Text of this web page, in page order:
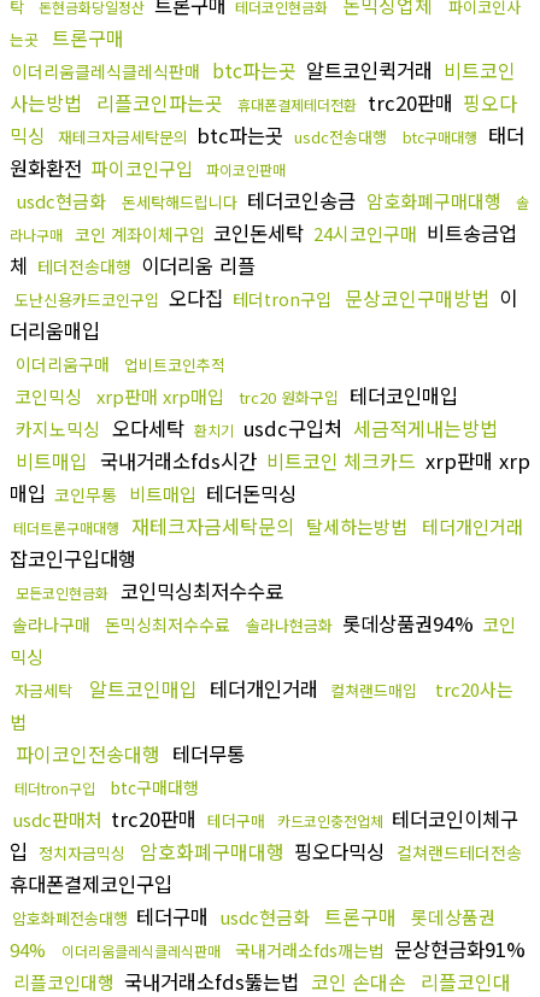
탁
돈현금화당일정산 테더코인현금화
파이코인사
는곳 트론구매
이더리움클레식클레식판매 btc파는곳 알트코인퀵거래 비트코인
사는방법
리플코인파는곳 휴대폰결제테더전환 trc20판매 핑오다
믹싱
재테크자금세탁문의 btc파는곳 usdc전송대행 btc구매대행
태더
원화환전 파이코인구입 파이코인판매
usdc현금화 돈세탁해드립니다 테더코인송금 암호화폐구매대행
솔
라나구매 코인 계좌이체구입 코인돈세탁 24시코인구매 비트송금업
체 테더전송대행 이더리움 리플
도난신용카드코인구입 오다집 테더tron구입 문상코인구매방법 이
더리움매입
이더리움구매 업비트코인추적
코인믹싱 xrp판매 xrp매입 trc20 원화구입 테더코인매입
카지노믹싱 오다세탁 환치기 usdc구입처 세금적게내는방법
비트매입 국내거래소fds시간 비트코인 체크카드 xrp판매 xrp
매입 코인무통 비트매입 테더돈믹싱
테더트론구매대행 재테크자금세탁문의 탈세하는방법 테더개인거래
잡코인구입대행
모든코인현금화 코인믹싱최저수수료
솔라나구매 돈믹싱최저수수료 솔라나현금화 롯데상품권94% 코인
믹싱
자금세탁 알트코인매입 테더개인거래 컬쳐랜드매입
trc20사는
법
파이코인전송대행 테더무통
테더tron구입 btc구매대행
usdc판매처 trc20판매 테더구매 카드코인충전업체 테더코인이체구
입
정치자금믹싱 암호화폐구매대행 핑오다믹싱 컬쳐랜드테더전송
휴대폰결제코인구입
암호화폐전송대행 테더구매 usdc현금화 트론구매
롯데상품권
94%
이더리움클레식클레식판매 국내거래소fds깨는법 문상현금화91%
리플코인대행 국내거래소fds뚫는법 코인 손대손 리플코인대